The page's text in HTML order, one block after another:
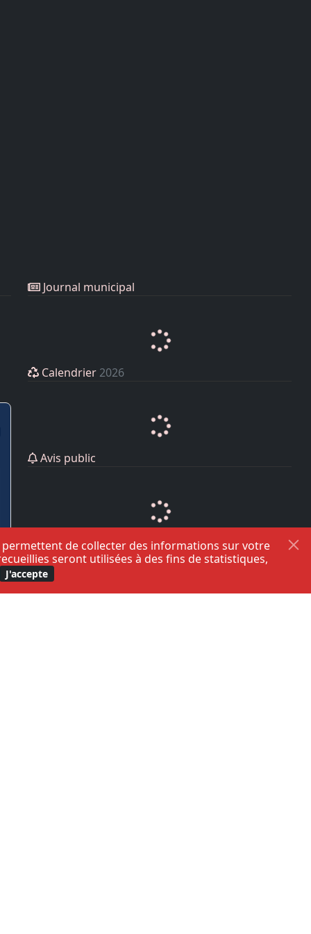
Journal municipal
Calendrier 2026
Avis public
permettent de collecter des informations sur votre
seront utilisées à des fins de statistiques,
J'accepte